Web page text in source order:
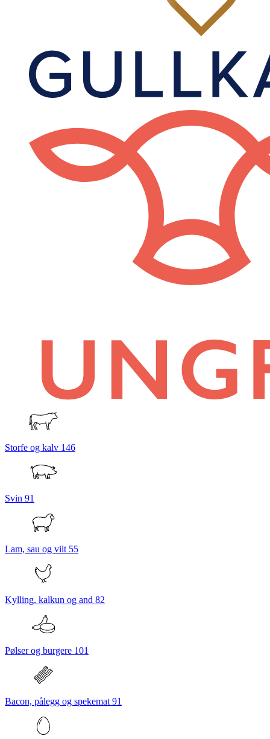
Storfe og kalv 146
Svin 91
Lam, sau og vilt 55
Kylling, kalkun og and 82
Pølser og burgere 101
Bacon, pålegg og spekemat 91